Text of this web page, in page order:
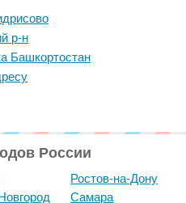
р-н
Башкортостан
России
Ростов-на-Дону
Самара